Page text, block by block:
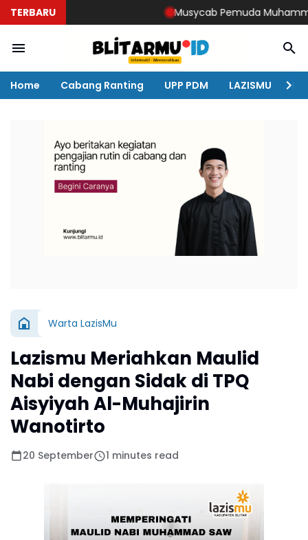
TERBARU Musycab Pemuda
Home Cabang Ranting UPP PDM LAZISMU
Warta LazisMu
Lazismu Meriahkan Maulid
Nabi dengan Sidak di TPQ
Aisyiyah Al-Muhajirin
Wanotirto
20 September 1 minutes read